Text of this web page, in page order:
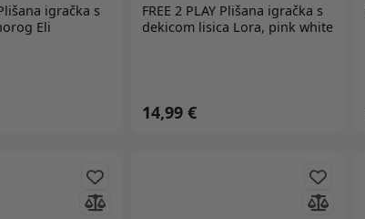
igračka s
Eli
FREE 2 PLAY Plišana igračka s
dekicom lisica Lora, pink white
14,99 €